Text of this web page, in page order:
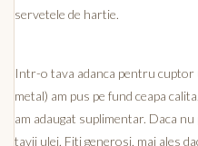
servetele de hartie.
Intr-o tava adanca pentru cuptor
metal) am pus pe fund ceapa
am adaugat suplimentar. Daca
tavii ulei. Fiti generosi, mai ales